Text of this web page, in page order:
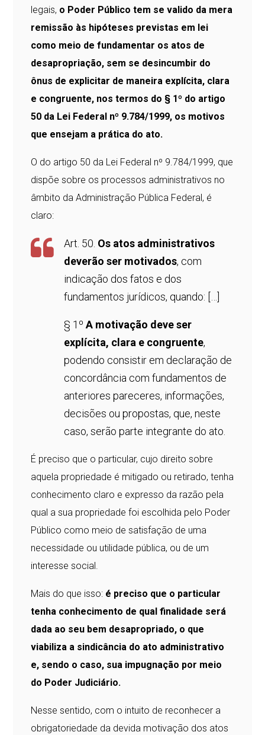
legais, o Poder Público tem se valido da mera
remissão às hipóteses previstas em lei
como meio de fundamentar os atos de
desapropriação, sem se desincumbir do
ônus de explicitar de maneira explícita, clara
e congruente, nos termos do § 1º do artigo
50 da Lei Federal nº 9.784/1999, os motivos
que ensejam a prática do ato.
O do artigo 50 da Lei Federal nº 9.784/1999, que
dispõe sobre os processos administrativos no
âmbito da Administração Pública Federal, é
claro:
Art. 50. Os atos administrativos
deverão ser motivados, com
indicação dos fatos e dos
fundamentos jurídicos, quando: […]
§ 1ºA motivação deve ser
explícita, clara e congruente,
podendo consistir em declaração de
concordância com fundamentos de
anteriores pareceres, informações,
decisões ou propostas, que, neste
caso, serão parte integrante do ato.
É preciso que o particular, cujo direito sobre
aquela propriedade é mitigado ou retirado, tenha
conhecimento claro e expresso da razão pela
qual a sua propriedade foi escolhida pelo Poder
Público como meio de satisfação de uma
necessidade ou utilidade pública, ou de um
interesse social.
Mais do que isso: é preciso que o particular
tenha conhecimento de qual finalidade será
dada ao seu bem desapropriado, o que
viabiliza a sindicância do ato administrativo
e, sendo o caso, sua impugnação por meio
do Poder Judiciário.
Nesse sentido, com o intuito de reconhecer a
obrigatoriedade da devida motivação dos atos